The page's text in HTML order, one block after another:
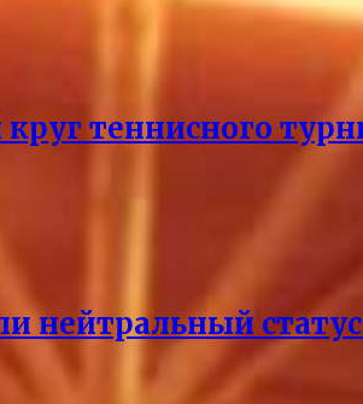
теннисного
нейтральный статус